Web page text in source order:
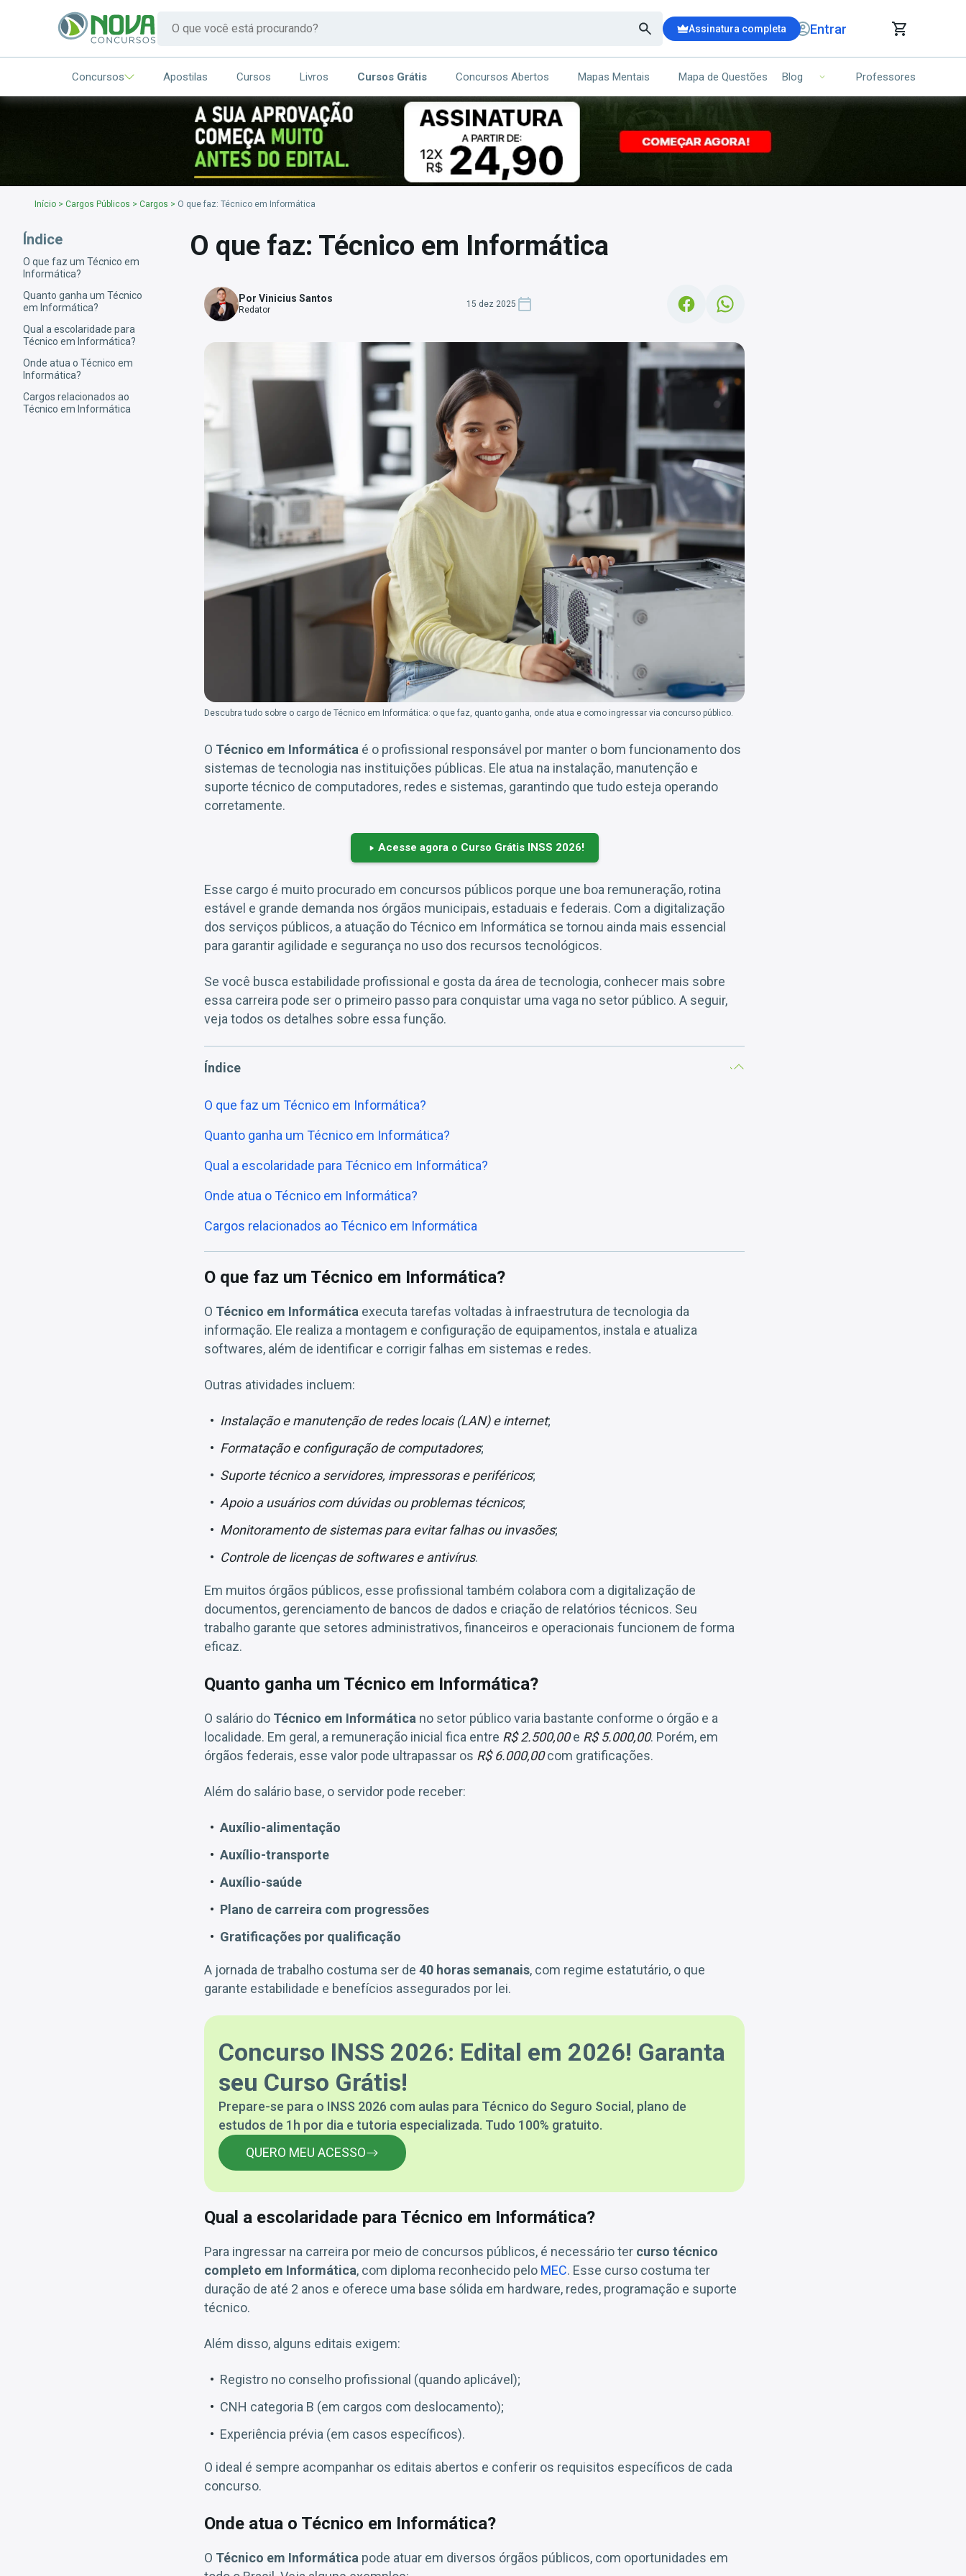
Assinatura completa Entrar
CARRINHO DE COMPRAS
ITENS (00)
Seu carrinho ainda está vazio.
Concursos Apostilas Cursos Livros Cursos Grátis Concursos Abertos Mapas Mentais Mapa de Questões Blog Professores
Início > Cargos Públicos > Cargos > O que faz: Técnico em Informática
Índice
O que faz um Técnico em
Informática?
Quanto ganha um Técnico
em Informática?
Qual a escolaridade para
Técnico em Informática?
Onde atua o Técnico em
Informática?
Cargos relacionados ao
Técnico em Informática
O que faz: Técnico em Informática
Por Vinicius Santos
Redator
15 dez 2025
Descubra tudo sobre o cargo de Técnico em Informática: o que faz, quanto ganha, onde atua e como ingressar via concurso público.
O Técnico em Informática é o profissional responsável por manter o bom funcionamento dos
sistemas de tecnologia nas instituições públicas. Ele atua na instalação, manutenção e
suporte técnico de computadores, redes e sistemas, garantindo que tudo esteja operando
corretamente.
Acesse agora o Curso Grátis INSS 2026!
Esse cargo é muito procurado em concursos públicos porque une boa remuneração, rotina
estável e grande demanda nos órgãos municipais, estaduais e federais. Com a digitalização
dos serviços públicos, a atuação do Técnico em Informática se tornou ainda mais essencial
para garantir agilidade e segurança no uso dos recursos tecnológicos.
Se você busca estabilidade profissional e gosta da área de tecnologia, conhecer mais sobre
essa carreira pode ser o primeiro passo para conquistar uma vaga no setor público. A seguir,
veja todos os detalhes sobre essa função.
Índice
O que faz um Técnico em Informática?
Quanto ganha um Técnico em Informática?
Qual a escolaridade para Técnico em Informática?
Onde atua o Técnico em Informática?
Cargos relacionados ao Técnico em Informática
O que faz um Técnico em Informática?
O Técnico em Informática executa tarefas voltadas à infraestrutura de tecnologia da
informação. Ele realiza a montagem e configuração de equipamentos, instala e atualiza
softwares, além de identificar e corrigir falhas em sistemas e redes.
Outras atividades incluem:
Instalação e manutenção de redes locais (LAN) e internet;
Formatação e configuração de computadores;
Suporte técnico a servidores, impressoras e periféricos;
Apoio a usuários com dúvidas ou problemas técnicos;
Monitoramento de sistemas para evitar falhas ou invasões;
Controle de licenças de softwares e antivírus.
Em muitos órgãos públicos, esse profissional também colabora com a digitalização de
documentos, gerenciamento de bancos de dados e criação de relatórios técnicos. Seu
trabalho garante que setores administrativos, financeiros e operacionais funcionem de forma
eficaz.
Quanto ganha um Técnico em Informática?
O salário do Técnico em Informática no setor público varia bastante conforme o órgão e a
localidade. Em geral, a remuneração inicial fica entre R$ 2.500,00e R$ 5.000,00. Porém, em
órgãos federais, esse valor pode ultrapassar os R$ 6.000,00com gratificações.
Além do salário base, o servidor pode receber:
Auxílio-alimentação
Auxílio-transporte
Auxílio-saúde
Plano de carreira com progressões
Gratificações por qualificação
A jornada de trabalho costuma ser de 40 horas semanais, com regime estatutário, o que
garante estabilidade e benefícios assegurados por lei.
Concurso INSS 2026: Edital em 2026! Garanta
seu Curso Grátis!
Prepare-se para o INSS 2026 com aulas para Técnico do Seguro Social, plano de
estudos de 1h por dia e tutoria especializada. Tudo 100% gratuito.
QUERO MEU ACESSO
Qual a escolaridade para Técnico em Informática?
Para ingressar na carreira por meio de concursos públicos, é necessário ter curso técnico
completo em Informática, com diploma reconhecido pelo MEC. Esse curso costuma ter
duração de até 2 anos e oferece uma base sólida em hardware, redes, programação e suporte
técnico.
Além disso, alguns editais exigem:
Registro no conselho profissional (quando aplicável);
CNH categoria B (em cargos com deslocamento);
Experiência prévia (em casos específicos).
O ideal é sempre acompanhar os editais abertos e conferir os requisitos específicos de cada
concurso.
Onde atua o Técnico em Informática?
O Técnico em Informática pode atuar em diversos órgãos públicos, com oportunidades em